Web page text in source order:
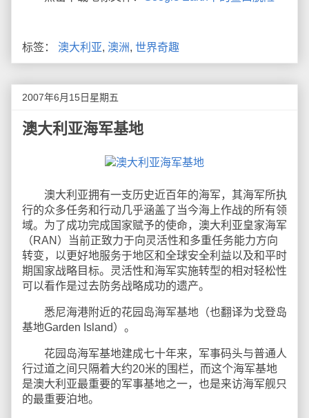
标签： 澳大利亚, 澳洲, 世界奇趣
2007年6月15日星期五
澳大利亚海军基地
澳大利亚拥有一支历史近百年的海军，其海军所执
行的众多任务和行动几乎涵盖了当今海上作战的所有领
域。为了成功完成国家赋予的使命，澳大利亚皇家海军
（RAN）当前正致力于向灵活性和多重任务能力方向
转变，以更好地服务于地区和全球安全利益以及和平时
期国家战略目标。灵活性和海军实施转型的相对轻松性
可以看作是过去防务战略成功的遗产。
悉尼海港附近的花园岛海军基地（也翻译为戈登岛
基地Garden Island）。
花园岛海军基地建成七十年来，军事码头与普通人
行过道之间只隔着大约20米的围栏，而这个海军基地
是澳大利亚最重要的军事基地之一，也是来访海军舰只
的最重要泊地。